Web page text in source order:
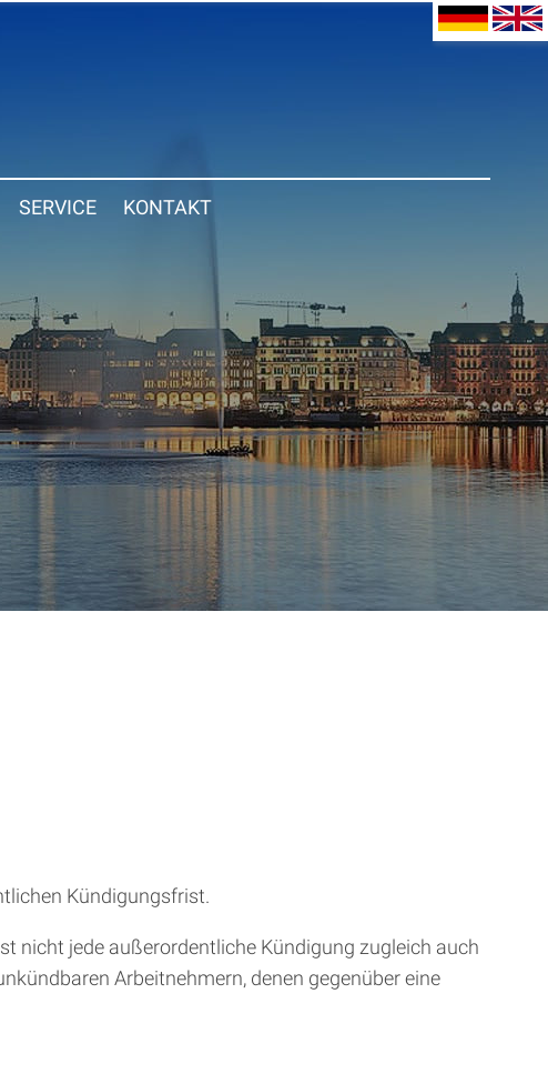
SERVICE KONTAKT
Kündigungsfrist.
nicht jede außerordentliche Kündigung zugleich auch
Arbeitnehmern, denen gegenüber eine